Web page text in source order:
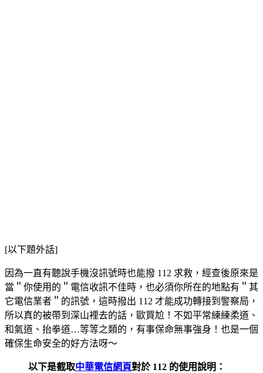
[以下題外話]
因為一直有聽說手機沒訊號時也能撥 112 求救，經查後原來是
當＂你使用的＂電信收訊不佳時，也必須你所在的地點有＂其
它電信業者＂的訊號，這時撥出 112 才能成功轉接到警察局，
所以真的被帶到深山裡去的話，歐買尬！不如平常練練柔道、
和氣道、抬拳道…等等之類的，有事保命無事強身！也是一個
確保生命安全的好方法呀～
以下是截取中華電信網頁對於 112 的使用說明：